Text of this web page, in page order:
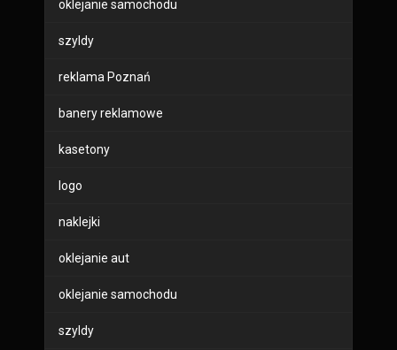
oklejanie samochodu
szyldy
reklama Poznań
banery reklamowe
kasetony
logo
naklejki
oklejanie aut
oklejanie samochodu
szyldy